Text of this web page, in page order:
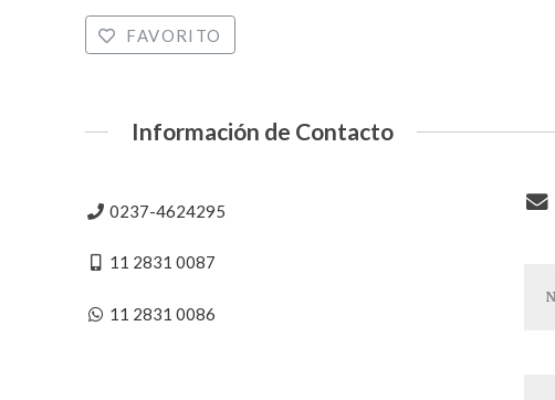
FAVORITO
Información de Contacto
0237-4624295
11 2831 0087
11 2831 0086